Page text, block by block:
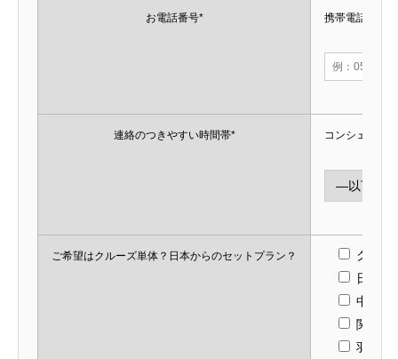
お電話番号* 携帯電話など
連絡のつきやすい時間帯* コンシェルジ
ご希望はクルーズ単体？日本からのセットプラン？
クルー
日本か
中部
関西
羽田